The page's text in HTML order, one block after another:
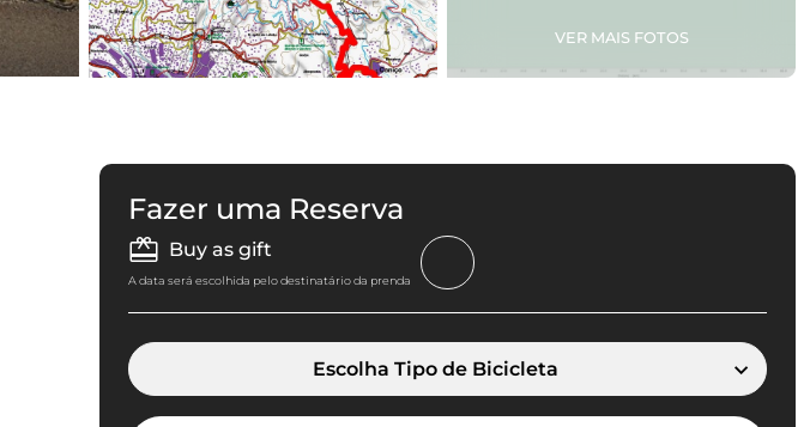
VER MAIS FOTOS
Fazer uma Reserva
Buy as gift
A data será escolhida pelo destinatário da prenda
Escolha Tipo de Bicicleta